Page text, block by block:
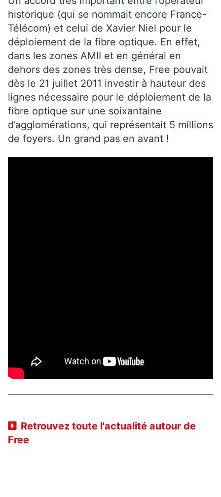
historique (qui se nommait encore France-
Télécom) et celui de Xavier Niel pour le
déploiement de la fibre optique. En effet,
dans les zones AMII et en général en
dehors des zones très dense, Free pouvait
dès le 21 juillet 2011 investir à hauteur des
lignes nécessaire pour le déploiement de la
fibre optique sur une soixantaine
d’agglomérations, qui représentait 5 millions
de foyers. Un grand pas en avant !
Retrouvez toute l'actualité autour de
Free